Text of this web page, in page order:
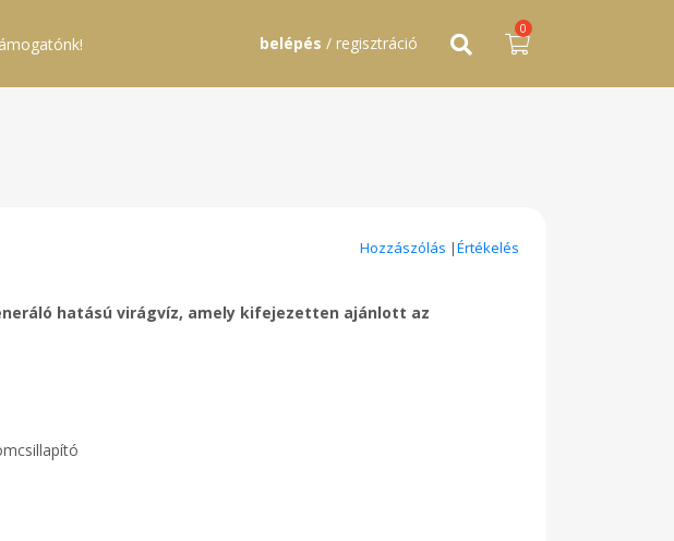
belépés / regisztráció
0
Hozzászólás |Értékelés
hatású virágvíz, amely kifejezetten ajánlott az